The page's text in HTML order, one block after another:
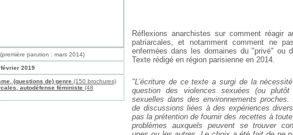
(première parution : mars 2014)
2019
(questions de) genre (150 brochures)
autodéfense féministe (48
Réflexions anarchistes sur comment réagir
patriarcales, et notamment comment ne
enfermées dans les domaines du "privé" ou
Texte rédigé en région parisienne en 2014.
"L’écriture de ce texte a surgi de la nécessité
question des violences sexuées (ou plutôt
sexuelles dans des environnements
de discussions liées à des expériences
pas la prétention de fournir des recettes à
problèmes auxquels peuvent se trouver